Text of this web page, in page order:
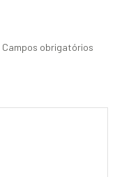
Campos obrigatórios